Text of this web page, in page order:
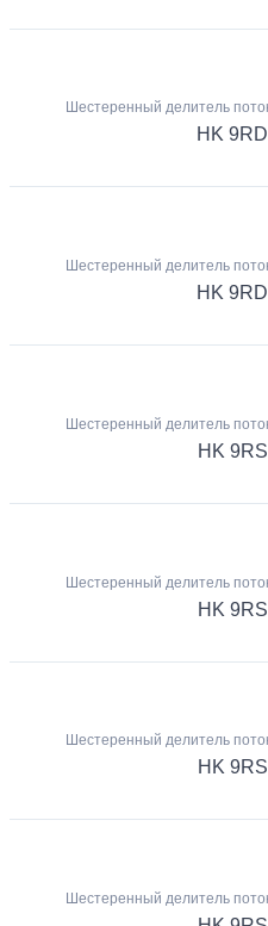
Шестеренный делитель
HK
Шестеренный делитель
HK
Шестеренный делитель
HK
Шестеренный делитель
HK
Шестеренный делитель
HK
Шестеренный делитель